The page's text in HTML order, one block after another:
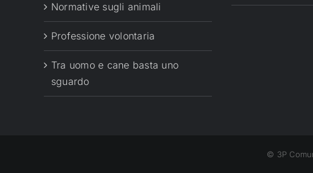
Normative sugli animali
Professione volontaria
Tra uomo e cane basta uno
sguardo
© 3P